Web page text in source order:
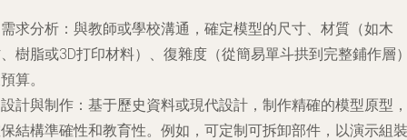
需求分析 ：與教師或學校溝通，確定模型的尺寸、材質（如木
樹脂或3D打印材料）、復雜度（從簡易單斗拱到完整鋪作層
算。
設計與制作 ：基于歷史資料或現代設計，制作精確的模型原型，
結構準確性和教育性。例如，可定制可拆卸部件，以演示組裝